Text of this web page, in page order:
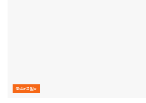
കേരളം